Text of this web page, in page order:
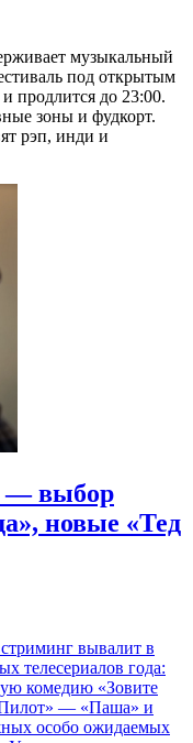
музыкальный
под открытым
продлится до 23:00.
зоны и фудкорт.
рэп, инди и
— выбор
новые «Тед
вывалит в
телесериалов года:
комедию «Зовите
— «Паша» и
особо ожидаемых